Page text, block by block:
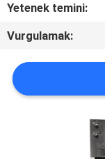
DAVALAR
SITE
HARITASI
Yetenek temini:
Vurgulamak: